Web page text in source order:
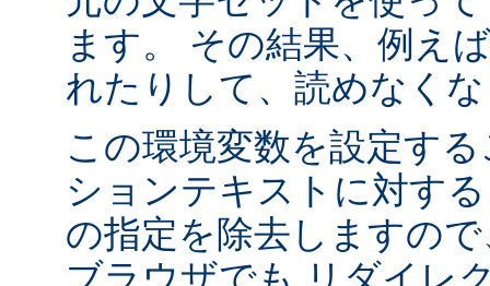
ます。 その結果、例え
れたりして、読めなく
この環境変数を設定す
ションテキストに対す
の指定を除去しますの
ブラウザでも リダイレ